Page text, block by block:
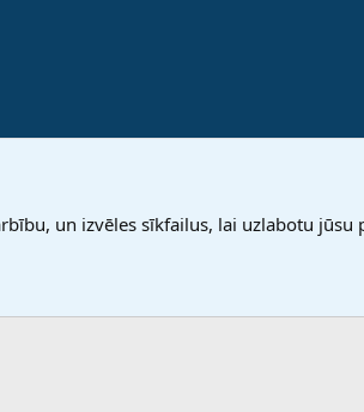
un izvēles sīkfailus, lai uzlabotu jūsu